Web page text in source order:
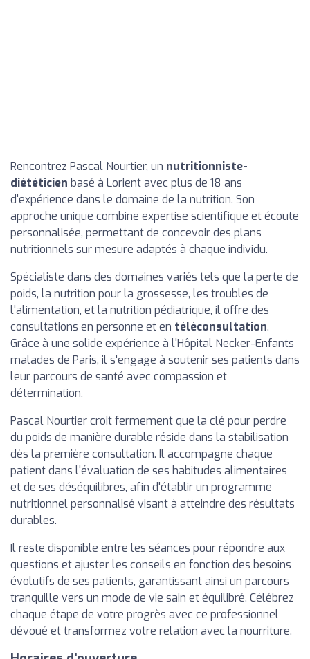
Rencontrez Pascal Nourtier, un nutritionniste-
diététicien basé à Lorient avec plus de 18 ans
d'expérience dans le domaine de la nutrition. Son
approche unique combine expertise scientifique et écoute
personnalisée, permettant de concevoir des plans
nutritionnels sur mesure adaptés à chaque individu.
Spécialiste dans des domaines variés tels que la perte de
poids, la nutrition pour la grossesse, les troubles de
l'alimentation, et la nutrition pédiatrique, il offre des
consultations en personne et en téléconsultation.
Grâce à une solide expérience à l'Hôpital Necker-Enfants
malades de Paris, il s'engage à soutenir ses patients dans
leur parcours de santé avec compassion et
détermination.
Pascal Nourtier croit fermement que la clé pour perdre
du poids de manière durable réside dans la stabilisation
dès la première consultation. Il accompagne chaque
patient dans l'évaluation de ses habitudes alimentaires
et de ses déséquilibres, afin d'établir un programme
nutritionnel personnalisé visant à atteindre des résultats
durables.
Il reste disponible entre les séances pour répondre aux
questions et ajuster les conseils en fonction des besoins
évolutifs de ses patients, garantissant ainsi un parcours
tranquille vers un mode de vie sain et équilibré. Célébrez
chaque étape de votre progrès avec ce professionnel
dévoué et transformez votre relation avec la nourriture.